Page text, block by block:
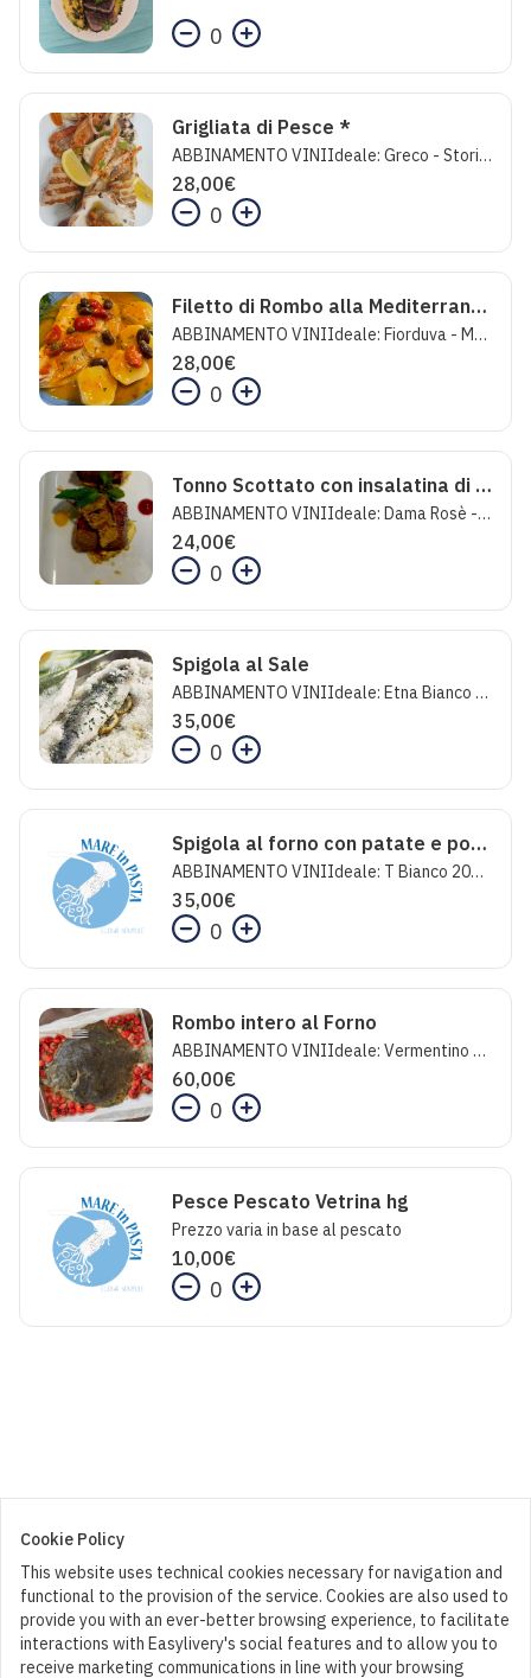
0
Grigliata di Pesce *
ABBINAMENTO VINIIdeale: Greco - Storie Feudi San GregorioInaspettato: Champagne Brut Le rosè - Erard SalmonFolle: Sauvignon - Livio Felluga
28,00€
0
Filetto di Rombo alla Mediterraneo con Patate e Olive
ABBINAMENTO VINIIdeale: Fiorduva - Marisa CuomoInaspettato: Berlucchi '61 BrutFolle: Champagne Extra Brut Epicurienne - Erard Salmon
28,00€
0
Tonno Scottato con insalatina di Carciofi
ABBINAMENTO VINIIdeale: Dama Rosè - MarramieroInaspettato: Champagne Brut Le rosè - Erard SalmonFolle: Cervaro della Sala - Castello della Sala 2020
24,00€
0
Spigola al Sale
ABBINAMENTO VINIIdeale: Etna Bianco - Baglio di PiantettoInaspettato: Furore Rosè - Marisa CuomoFolle: Champagne Le Prestige - Erard Salmon.
35,00€
0
Spigola al forno con patate e porcini
ABBINAMENTO VINIIdeale: T Bianco 2023 - Tramin Inaspettato: Anemone Rosato - Sella & MoscaFolle: Champagne Le Prestige - Erard Salmon.
35,00€
0
Rombo intero al Forno
ABBINAMENTO VINIIdeale: Vermentino Cala Reale - Sella & MoscaInaspettato: Insolia - Baglio di PianettoFolle: Ribolla Gialla - Livio Felluga
60,00€
0
Pesce Pescato Vetrina hg
Prezzo varia in base al pescato
10,00€
0
Cookie Policy
This website uses technical cookies necessary for navigation and
functional to the provision of the service. Cookies are also used to
provide you with an ever-better browsing experience, to facilitate
interactions with Easylivery's social features and to allow you to
receive marketing communications in line with your browsing